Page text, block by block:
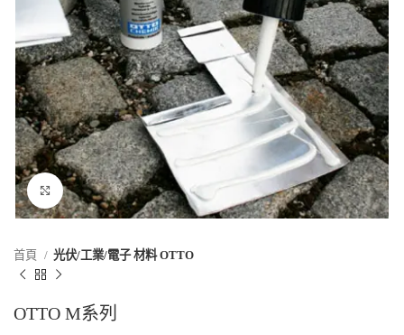
點擊放大
首頁 光伏/工業/電子 材料 OTTO
OTTO M系列